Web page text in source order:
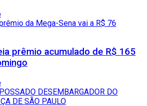
prêmio acumulado de R$ 165